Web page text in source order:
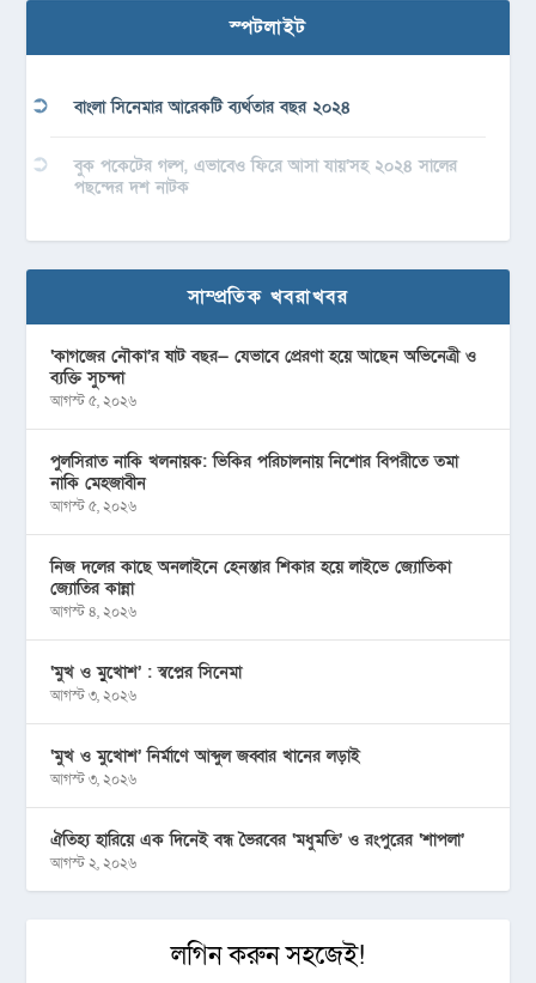
স্পটলাইট
বাংলা সিনেমার আরেকটি ব্যর্থতার বছর ২০২৪
বুক পকেটের গল্প, এভাবেও ফিরে আসা যায়’সহ ২০২৪ সালের
পছন্দের দশ নাটক
সাম্প্রতিক খবরাখবর
‘কাগজের নৌকা’র ষাট বছর— যেভাবে প্রেরণা হয়ে আছেন অভিনেত্রী ও
ব্যক্তি সুচন্দা
আগস্ট ৫, ২০২৬
পুলসিরাত নাকি খলনায়ক: ভিকির পরিচালনায় নিশোর বিপরীতে তমা
নাকি মেহজাবীন
আগস্ট ৫, ২০২৬
নিজ দলের কাছে অনলাইনে হেনস্তার শিকার হয়ে লাইভে জ্যোতিকা
জ্যোতির কান্না
আগস্ট ৪, ২০২৬
‘মুখ ও মু্খোশ’ : স্বপ্নের সিনেমা
আগস্ট ৩, ২০২৬
‘মুখ ও মুখোশ’ নির্মাণে আব্দুল জব্বার খানের লড়াই
আগস্ট ৩, ২০২৬
ঐতিহ্য হারিয়ে এক দিনেই বন্ধ ভৈরবের ‘মধুমতি’ ও রংপুরের ‘শাপলা’
আগস্ট ২, ২০২৬
লগিন করুন সহজেই!